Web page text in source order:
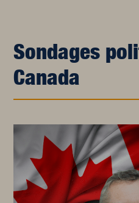
Sondages
Canada